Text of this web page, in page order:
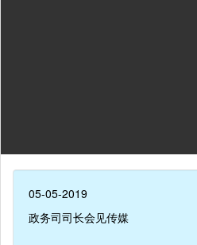
05-05-2019
政务司司长会见传媒